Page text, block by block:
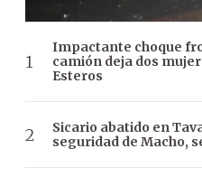
Impactante choque
camión deja dos
Esteros
Sicario abatido en
seguridad de Macho,